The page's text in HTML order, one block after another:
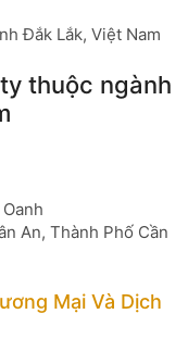
Đắk Lắk, Việt Nam
thuộc ngành
An, Thành Phố Cần
Mại Và Dịch